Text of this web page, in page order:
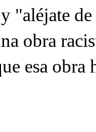
"aléjate de
obra
esa obra